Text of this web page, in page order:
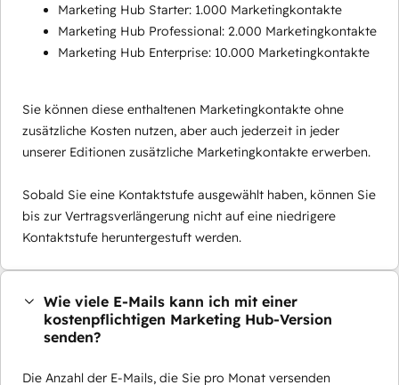
Marketing Hub Starter: 1.000 Marketingkontakte
Marketing Hub Professional: 2.000 Marketingkontakte
Marketing Hub Enterprise: 10.000 Marketingkontakte
Sie können diese enthaltenen Marketingkontakte ohne
zusätzliche Kosten nutzen, aber auch jederzeit in jeder
unserer Editionen zusätzliche Marketingkontakte erwerben.
Sobald Sie eine Kontaktstufe ausgewählt haben, können Sie
bis zur Vertragsverlängerung nicht auf eine niedrigere
Kontaktstufe heruntergestuft werden.
Wie viele E-Mails kann ich mit einer
kostenpflichtigen Marketing Hub-Version
senden?
Die Anzahl der E-Mails, die Sie pro Monat versenden